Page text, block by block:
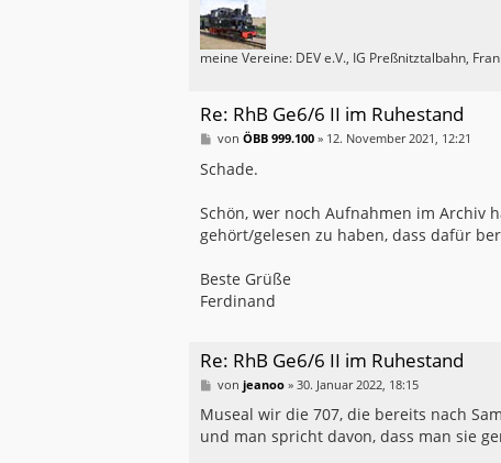
meine Vereine: DEV e.V., IG Preßnitztalbahn,
Re: RhB Ge6/6 II im Ruhestand
B
i
t
a
g
von ÖBB 999.100» 12. November 2021, 12:21
Schade.
Schön, wer noch Aufnahmen im Archiv
gehört/gelesen zu haben, dass dafür
Beste Grüße
Ferdinand
Re: RhB Ge6/6 II im Ruhestand
B
i
t
r
von jeanoo» 30. Januar 2022, 18:15
Museal wir die 707, die bereits nach
und man spricht davon, dass man sie